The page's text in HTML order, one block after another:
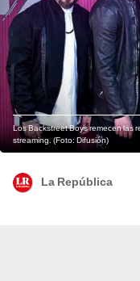
Los Backstreet Boys remecen las
streaming. (Foto: Difusión)
La República